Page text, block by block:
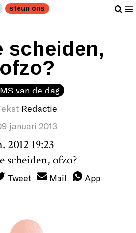
steun ons
scheiden,
ofzo?
van de dag
Redactie
januari 2013
2012 19:23
scheiden, ofzo?
Tweet Mail App